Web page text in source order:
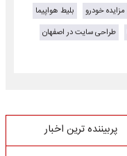
مزایده خودرو
بلیط هواپیما
طراحی سایت در اصفهان
پربیننده ترین اخبار